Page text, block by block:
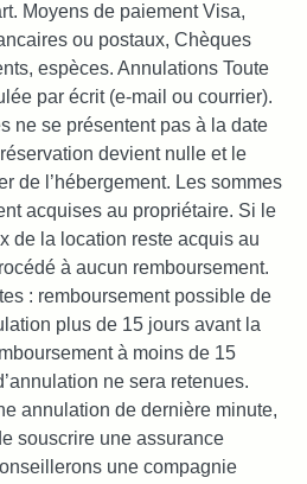
Moyens de paiement Visa,
ou postaux, Chèques
espèces. Annulations Toute
par écrit (e-mail ou courrier).
ne se présentent pas à la date
devient nulle et le
de l’hébergement. Les sommes
acquises au propriétaire. Si le
de la location reste acquis au
à aucun remboursement.
: remboursement possible de
plus de 15 jours avant la
à moins de 15
ne sera retenues.
annulation de dernière minute,
souscrire une assurance
une compagnie